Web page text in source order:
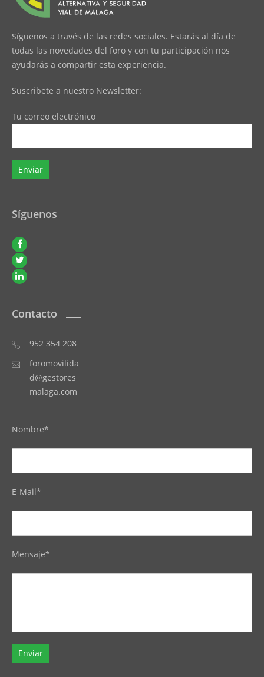
Síguenos a través de las redes sociales. Estarás al día de
todas las novedades del foro y con tu participación nos
ayudarás a compartir esta experiencia.
Suscribete a nuestro Newsletter:
Tu correo electrónico
Síguenos
Contacto
952 354 208
foromovilida
d@gestores
malaga.com
Nombre*
E-Mail*
Mensaje*